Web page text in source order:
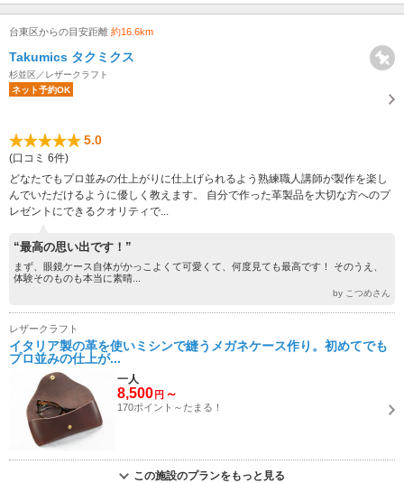
台東区からの目安距離 約16.6km
Takumics タクミクス
杉並区／レザークラフト
ネット予約OK
5.0
(口コミ 6件)
どなたでもプロ並みの仕上がりに仕上げられるよう熟練職人講師が製作を楽し
んでいただけるように優しく教えます。 自分で作った革製品を大切な方へのプ
レゼントにできるクオリティで...
“最高の思い出です！”
まず、眼鏡ケース自体がかっこよくて可愛くて、何度見ても最高です！ そのうえ、
体験そのものも本当に素晴...
by こつめさん
レザークラフト
イタリア製の革を使いミシンで縫うメガネケース作り。初めてでも
プロ並みの仕上が...
一人
8,500 円 ～
170ポイント～たまる！
この施設のプランをもっと見る